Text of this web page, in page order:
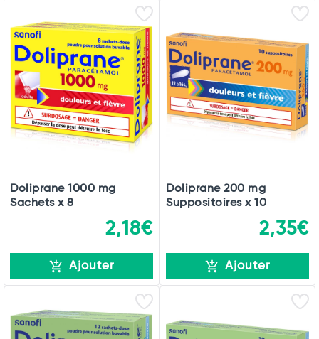
Doliprane 1000 mg
Sachets x 8
2,18€
Ajouter
Doliprane 200 mg
Suppositoires x 10
2,35€
Ajouter